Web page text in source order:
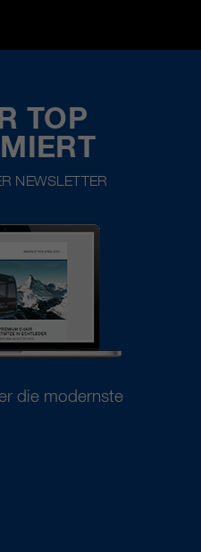
TOP
NEWSLETTER
die modernste